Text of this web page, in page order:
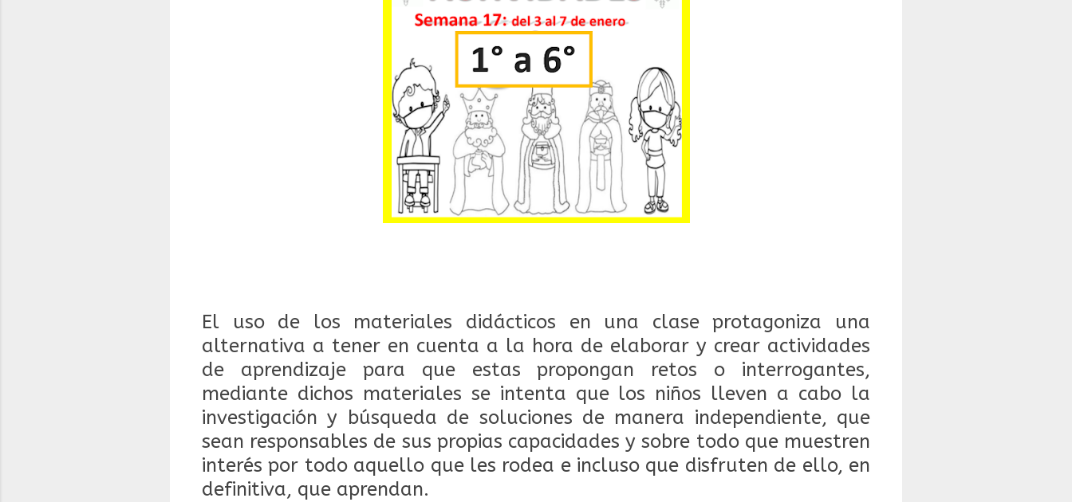
El uso de los materiales didácticos en una clase protagoniza una
alternativa a tener en cuenta a la hora de elaborar y crear actividades
de aprendizaje para que estas propongan retos o interrogantes,
mediante dichos materiales se intenta que los niños lleven a cabo la
investigación y búsqueda de soluciones de manera independiente, que
sean responsables de sus propias capacidades y sobre todo que muestren
interés por todo aquello que les rodea e incluso que disfruten de ello, en
definitiva, que aprendan.